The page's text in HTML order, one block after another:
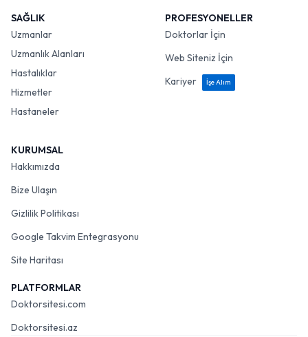
SAĞLIK
Uzmanlar
Uzmanlık Alanları
Hastalıklar
Hizmetler
Hastaneler
PROFESYONELLER
Doktorlar İçin
Web Siteniz İçin
Kariyer
İşe Alım
KURUMSAL
Hakkımızda
Bize Ulaşın
Gizlilik Politikası
Google Takvim Entegrasyonu
Site Haritası
PLATFORMLAR
Doktorsitesi.com
Doktorsitesi.az